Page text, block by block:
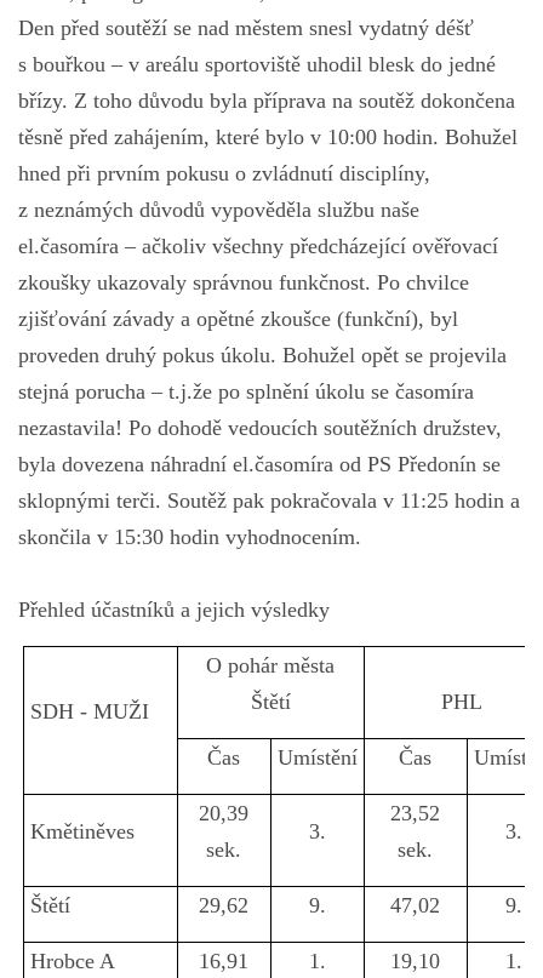
Den před soutěží se nad městem snesl vydatný déšť
s bouřkou – v areálu sportoviště uhodil blesk do jedné
břízy. Z toho důvodu byla příprava na soutěž dokončena
těsně před zahájením, které bylo v 10:00 hodin. Bohužel
hned při prvním pokusu o zvládnutí disciplíny,
z neznámých důvodů vypověděla službu naše
el.časomíra – ačkoliv všechny předcházející ověřovací
zkoušky ukazovaly správnou funkčnost. Po chvilce
zjišťování závady a opětné zkoušce (funkční), byl
proveden druhý pokus úkolu. Bohužel opět se projevila
stejná porucha – t.j.že po splnění úkolu se časomíra
nezastavila! Po dohodě vedoucích soutěžních družstev,
byla dovezena náhradní el.časomíra od PS Předonín se
sklopnými terči. Soutěž pak pokračovala v 11:25 hodin a
skončila v 15:30 hodin vyhodnocením.
Přehled účastníků a jejich výsledky
SDH - MUŽI
O pohár města
Štětí
PHL
Čas Umístění Čas
Kmětiněves
20,39
sek.
3.
23,52
sek.
3.
Štětí 29,62 9. 47,02 9.
Hrobce A 16,91 1. 19,10 1.